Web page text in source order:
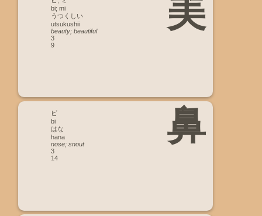
美
bi; mi
うつくしい
utsukushii
beauty; beautiful
3
9
鼻
ビ
bi
はな
hana
nose; snout
3
14